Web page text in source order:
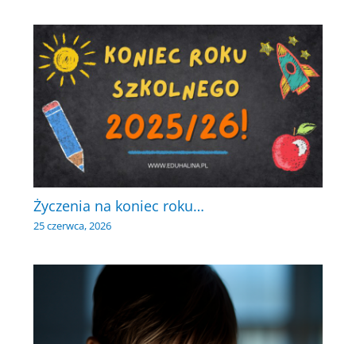
Życzenia na koniec roku…
25 czerwca, 2026